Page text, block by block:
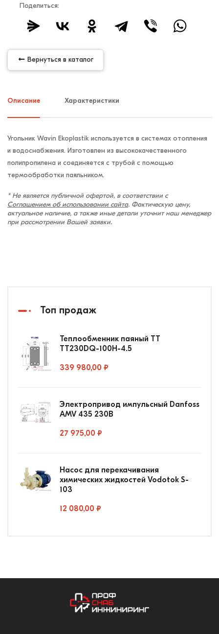
Поделиться:
Вернуться в каталог
Описание Характеристики
Угольник Wavin Ekoplastik используется в системах отопления
и водоснабжения. Изготовлен из высококачественного
полипропилена и соединяется с трубой с помощью
термообработки паяльником.
* Не является публичной офертой, в соответствии с
Соглашением об использовании сайта. Фактическую цену,
актуальное наличие, а также иные детали уточнит наш менеджер
при рассмотрении Вашей заявки.
Топ продаж
Теплообменник паяный ТТ
ТТ230DQ-100Н-4.5
339 980,00 ₽
Электропривод импульсный Danfoss
AMV 435 230В
27 975,00 ₽
Насос для перекачивания
химических жидкостей Vodotok S-
103
12 080,00 ₽